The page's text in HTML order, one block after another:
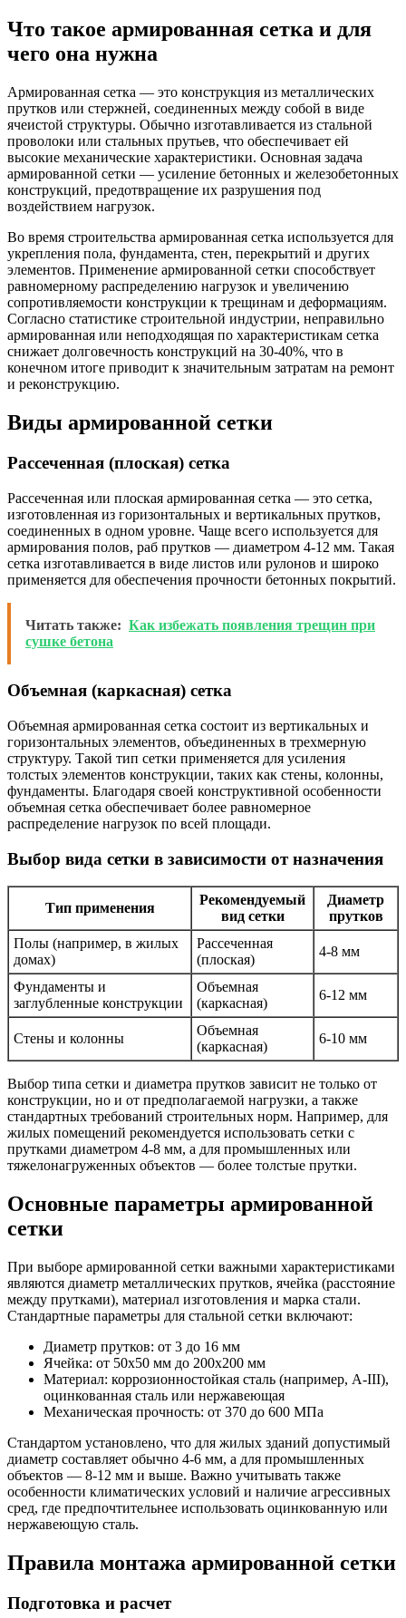
Что такое армированная сетка и для
чего она нужна
Армированная сетка — это конструкция из металлических
прутков или стержней, соединенных между собой в виде
ячеистой структуры. Обычно изготавливается из стальной
проволоки или стальных прутьев, что обеспечивает ей
высокие механические характеристики. Основная задача
армированной сетки — усиление бетонных и железобетонных
конструкций, предотвращение их разрушения под
воздействием нагрузок.
Во время строительства армированная сетка используется для
укрепления пола, фундамента, стен, перекрытий и других
элементов. Применение армированной сетки способствует
равномерному распределению нагрузок и увеличению
сопротивляемости конструкции к трещинам и деформациям.
Согласно статистике строительной индустрии, неправильно
армированная или неподходящая по характеристикам сетка
снижает долговечность конструкций на 30-40%, что в
конечном итоге приводит к значительным затратам на ремонт
и реконструкцию.
Виды армированной сетки
Рассеченная (плоская) сетка
Рассеченная или плоская армированная сетка — это сетка,
изготовленная из горизонтальных и вертикальных прутков,
соединенных в одном уровне. Чаще всего используется для
армирования полов, раб прутков — диаметром 4-12 мм. Такая
сетка изготавливается в виде листов или рулонов и широко
применяется для обеспечения прочности бетонных покрытий.
Читать также: Как избежать появления трещин при
сушке бетона
Объемная (каркасная) сетка
Объемная армированная сетка состоит из вертикальных и
горизонтальных элементов, объединенных в трехмерную
структуру. Такой тип сетки применяется для усиления
толстых элементов конструкции, таких как стены, колонны,
фундаменты. Благодаря своей конструктивной особенности
объемная сетка обеспечивает более равномерное
распределение нагрузок по всей площади.
Выбор вида сетки в зависимости от назначения
Тип применения
Рекомендуемый
вид сетки
Диаметр
прутков
Полы (например, в жилых
домах)
Рассеченная
(плоская)
4-8 мм
Фундаменты и
заглубленные конструкции
Объемная
(каркасная)
6-12 мм
Стены и колонны
Объемная
(каркасная)
6-10 мм
Выбор типа сетки и диаметра прутков зависит не только от
конструкции, но и от предполагаемой нагрузки, а также
стандартных требований строительных норм. Например, для
жилых помещений рекомендуется использовать сетки с
прутками диаметром 4-8 мм, а для промышленных или
тяжелонагруженных объектов — более толстые прутки.
Основные параметры армированной
сетки
При выборе армированной сетки важными характеристиками
являются диаметр металлических прутков, ячейка (расстояние
между прутками), материал изготовления и марка стали.
Стандартные параметры для стальной сетки включают:
Диаметр прутков: от 3 до 16 мм
Ячейка: от 50х50 мм до 200х200 мм
Материал: коррозионностойкая сталь (например, А-III),
оцинкованная сталь или нержавеющая
Механическая прочность: от 370 до 600 МПа
Стандартом установлено, что для жилых зданий допустимый
диаметр составляет обычно 4-6 мм, а для промышленных
объектов — 8-12 мм и выше. Важно учитывать также
особенности климатических условий и наличие агрессивных
сред, где предпочтительнее использовать оцинкованную или
нержавеющую сталь.
Правила монтажа армированной сетки
Подготовка и расчет